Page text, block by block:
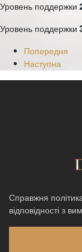
Уровень поддержки
Уровень поддержки
Попередня
Наступна
Справжня
відповідності з